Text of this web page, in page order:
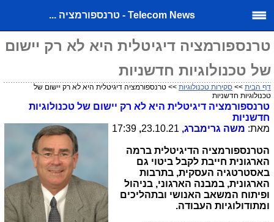
Telecom News - טרנספורמציה ...
טרנספורמציה דיגיטלית היא לא רק יישום
של טכנולוגיות חדשניות
דף הבית >> סקירות טכנולוגיות >> טרנספורמציה דיגיטלית היא לא רק יישום של
טכנולוגיות חדשניות
טרנספורמציה דיגיטלית היא לא רק יישום של טכנולוגיות
חדשניות
מאת: משה גרימברג, 23.10.21
,
17:39
הטרנספורמציה הדיגיטלית ברמה
הארגונית חייבת לקבל ביטוי גם
באסטרטגיה העסקית, בתרבות
הארגונית, במבנה הארגוני, בניהול
ופיתוח המשאב האנושי ובתהליכים
ומתודולוגיות העבודה.